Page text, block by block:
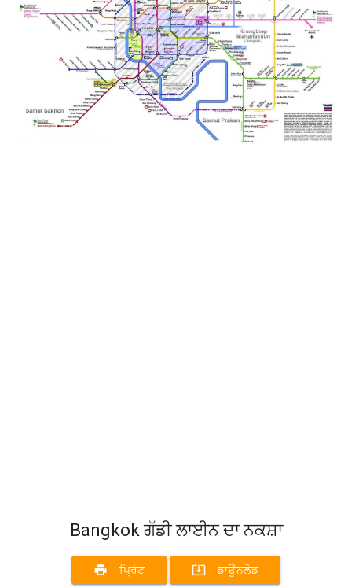
Bangkok ਗੱਡੀ ਲਾਈਨ ਦਾ ਨਕਸ਼ਾ
print ਪ੍ਰਿੰਟ system_update_alt ਡਾਊਨਲੋਡ